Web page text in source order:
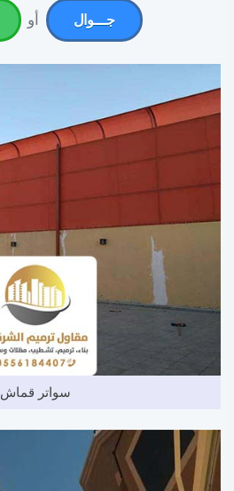
جـــوال أو
سواتر قماش